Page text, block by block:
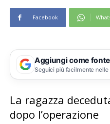
Facebook
Aggiungi come
Seguici più facilmente
La ragazza
dopo l’operazione